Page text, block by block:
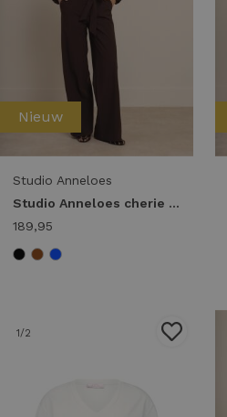
Nieuw
Studio Anneloes
Studio Anneloes cherie jumpsuit 94854 Jumpsuit 8700 espresso
189,95
1/2